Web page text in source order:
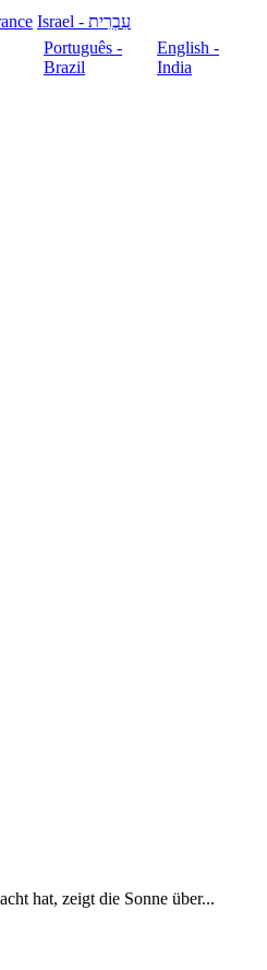
עִבְרִית - Israel
Português -
Brazil
English -
India
hat, zeigt die Sonne über...